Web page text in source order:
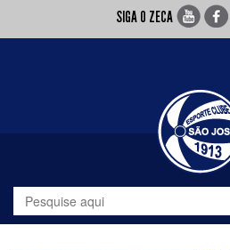
SIGA O ZECA